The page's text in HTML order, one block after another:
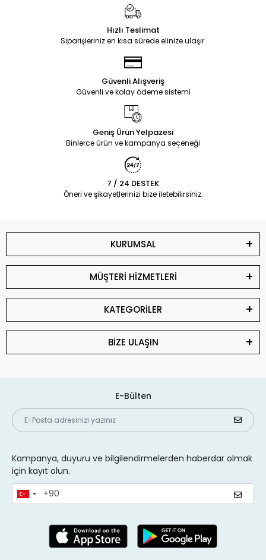
Hızlı Teslimat
Siparişleriniz en kısa sürede elinize ulaşır.
Güvenli Alışveriş
Güvenli ve kolay ödeme sistemi
Geniş Ürün Yelpazesi
Binlerce ürün ve kampanya seçeneği
7 / 24 DESTEK
Öneri ve şikayetlerinizi bize iletebilirsiniz.
KURUMSAL
MÜŞTERİ HİZMETLERİ
KATEGORİLER
BİZE ULAŞIN
E-Bülten
Kampanya, duyuru ve bilgilendirmelerden haberdar olmak
için kayıt olun.